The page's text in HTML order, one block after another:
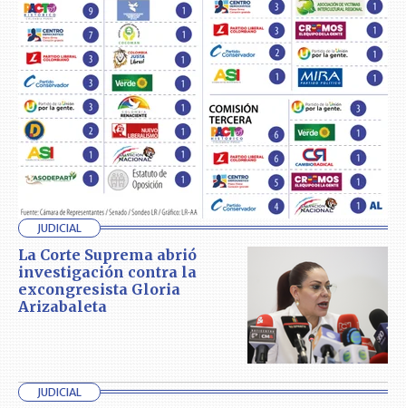
JUDICIAL
La Corte Suprema abrió
investigación contra la
excongresista Gloria
Arizabaleta
JUDICIAL